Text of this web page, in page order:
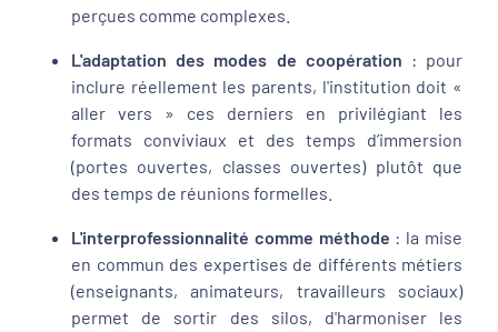
perçues comme complexes.
L'adaptation des modes de coopération : pour
inclure réellement les parents, l'institution doit «
aller vers » ces derniers en privilégiant les
formats conviviaux et des temps d’immersion
(portes ouvertes, classes ouvertes) plutôt que
des temps de réunions formelles.
L'interprofessionnalité comme méthode : la mise
en commun des expertises de différents métiers
(enseignants, animateurs, travailleurs sociaux)
permet de sortir des silos, d'harmoniser les